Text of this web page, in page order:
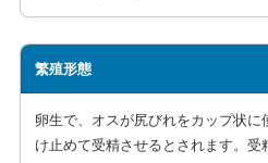
繁殖形態
卵生で、オスが尻びれをカップ状
け止めて受精させるとされます。